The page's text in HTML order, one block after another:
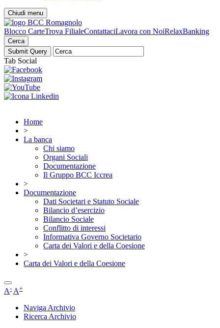
Chiudi menu
Blocco CarteTrova FilialeContattaciLavora con NoiRelaxBanking
Cerca
Tab Social
Home
>
La banca
Chi siamo
Organi Sociali
Documentazione
Il Gruppo BCC Iccrea
>
Documentazione
Dati Societari e Statuto Sociale
Bilancio d’esercizio
Bilancio Sociale
Conflitto di interessi
Informativa Governo Societario
Carta dei Valori e della Coesione
>
Carta dei Valori e della Coesione
A- A+
Naviga Archivio
Ricerca Archivio